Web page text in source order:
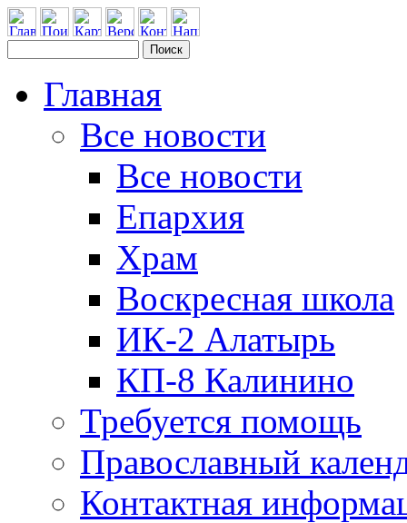
Главная
Все новости
Все новости
Епархия
Храм
Воскресная школа
ИК-2 Алатырь
КП-8 Калинино
Требуется помощь
Православный
Контактная